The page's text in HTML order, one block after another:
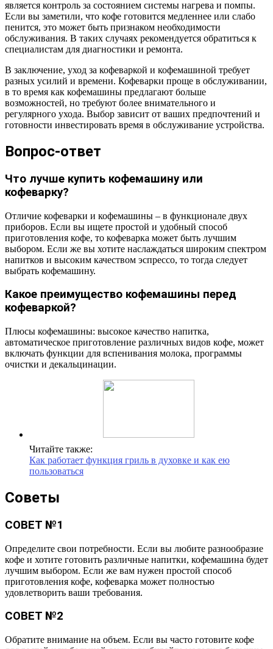
является контроль за состоянием системы нагрева и помпы.
Если вы заметили, что кофе готовится медленнее или слабо
пенится, это может быть признаком необходимости
обслуживания. В таких случаях рекомендуется обратиться к
специалистам для диагностики и ремонта.
В заключение, уход за кофеваркой и кофемашиной требует
разных усилий и времени. Кофеварки проще в обслуживании,
в то время как кофемашины предлагают больше
возможностей, но требуют более внимательного и
регулярного ухода. Выбор зависит от ваших предпочтений и
готовности инвестировать время в обслуживание устройства.
Вопрос-ответ
Что лучше купить кофемашину или
кофеварку?
Отличие кофеварки и кофемашины – в функционале двух
приборов. Если вы ищете простой и удобный способ
приготовления кофе, то кофеварка может быть лучшим
выбором. Если же вы хотите наслаждаться широким спектром
напитков и высоким качеством эспрессо, то тогда следует
выбрать кофемашину.
Какое преимущество кофемашины перед
кофеваркой?
Плюсы кофемашины: высокое качество напитка,
автоматическое приготовление различных видов кофе, может
включать функции для вспенивания молока, программы
очистки и декальцинации.
Читайте также:
Как работает функция гриль в духовке и как ею
пользоваться
Советы
СОВЕТ №1
Определите свои потребности. Если вы любите разнообразие
кофе и хотите готовить различные напитки, кофемашина будет
лучшим выбором. Если же вам нужен простой способ
приготовления кофе, кофеварка может полностью
удовлетворить ваши требования.
СОВЕТ №2
Обратите внимание на объем. Если вы часто готовите кофе